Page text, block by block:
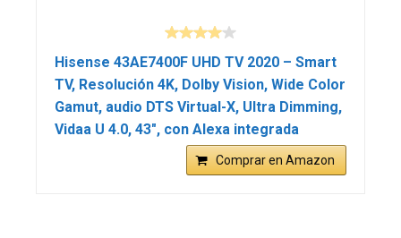
Hisense 43AE7400F UHD TV 2020 – Smart
TV, Resolución 4K, Dolby Vision, Wide Color
Gamut, audio DTS Virtual-X, Ultra Dimming,
Vidaa U 4.0, 43″, con Alexa integrada
Comprar en Amazon